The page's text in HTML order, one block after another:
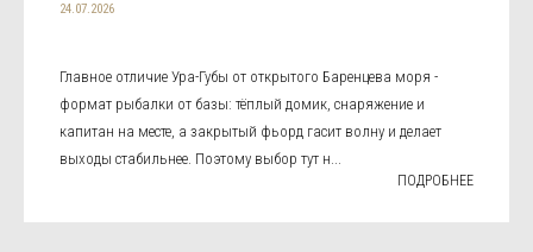
24.07.2026
Главное отличие Ура-Губы от открытого Баренцева моря -
формат рыбалки от базы: тёплый домик, снаряжение и
капитан на месте, а закрытый фьорд гасит волну и делает
выходы стабильнее. Поэтому выбор тут н...
ПОДРОБНЕЕ